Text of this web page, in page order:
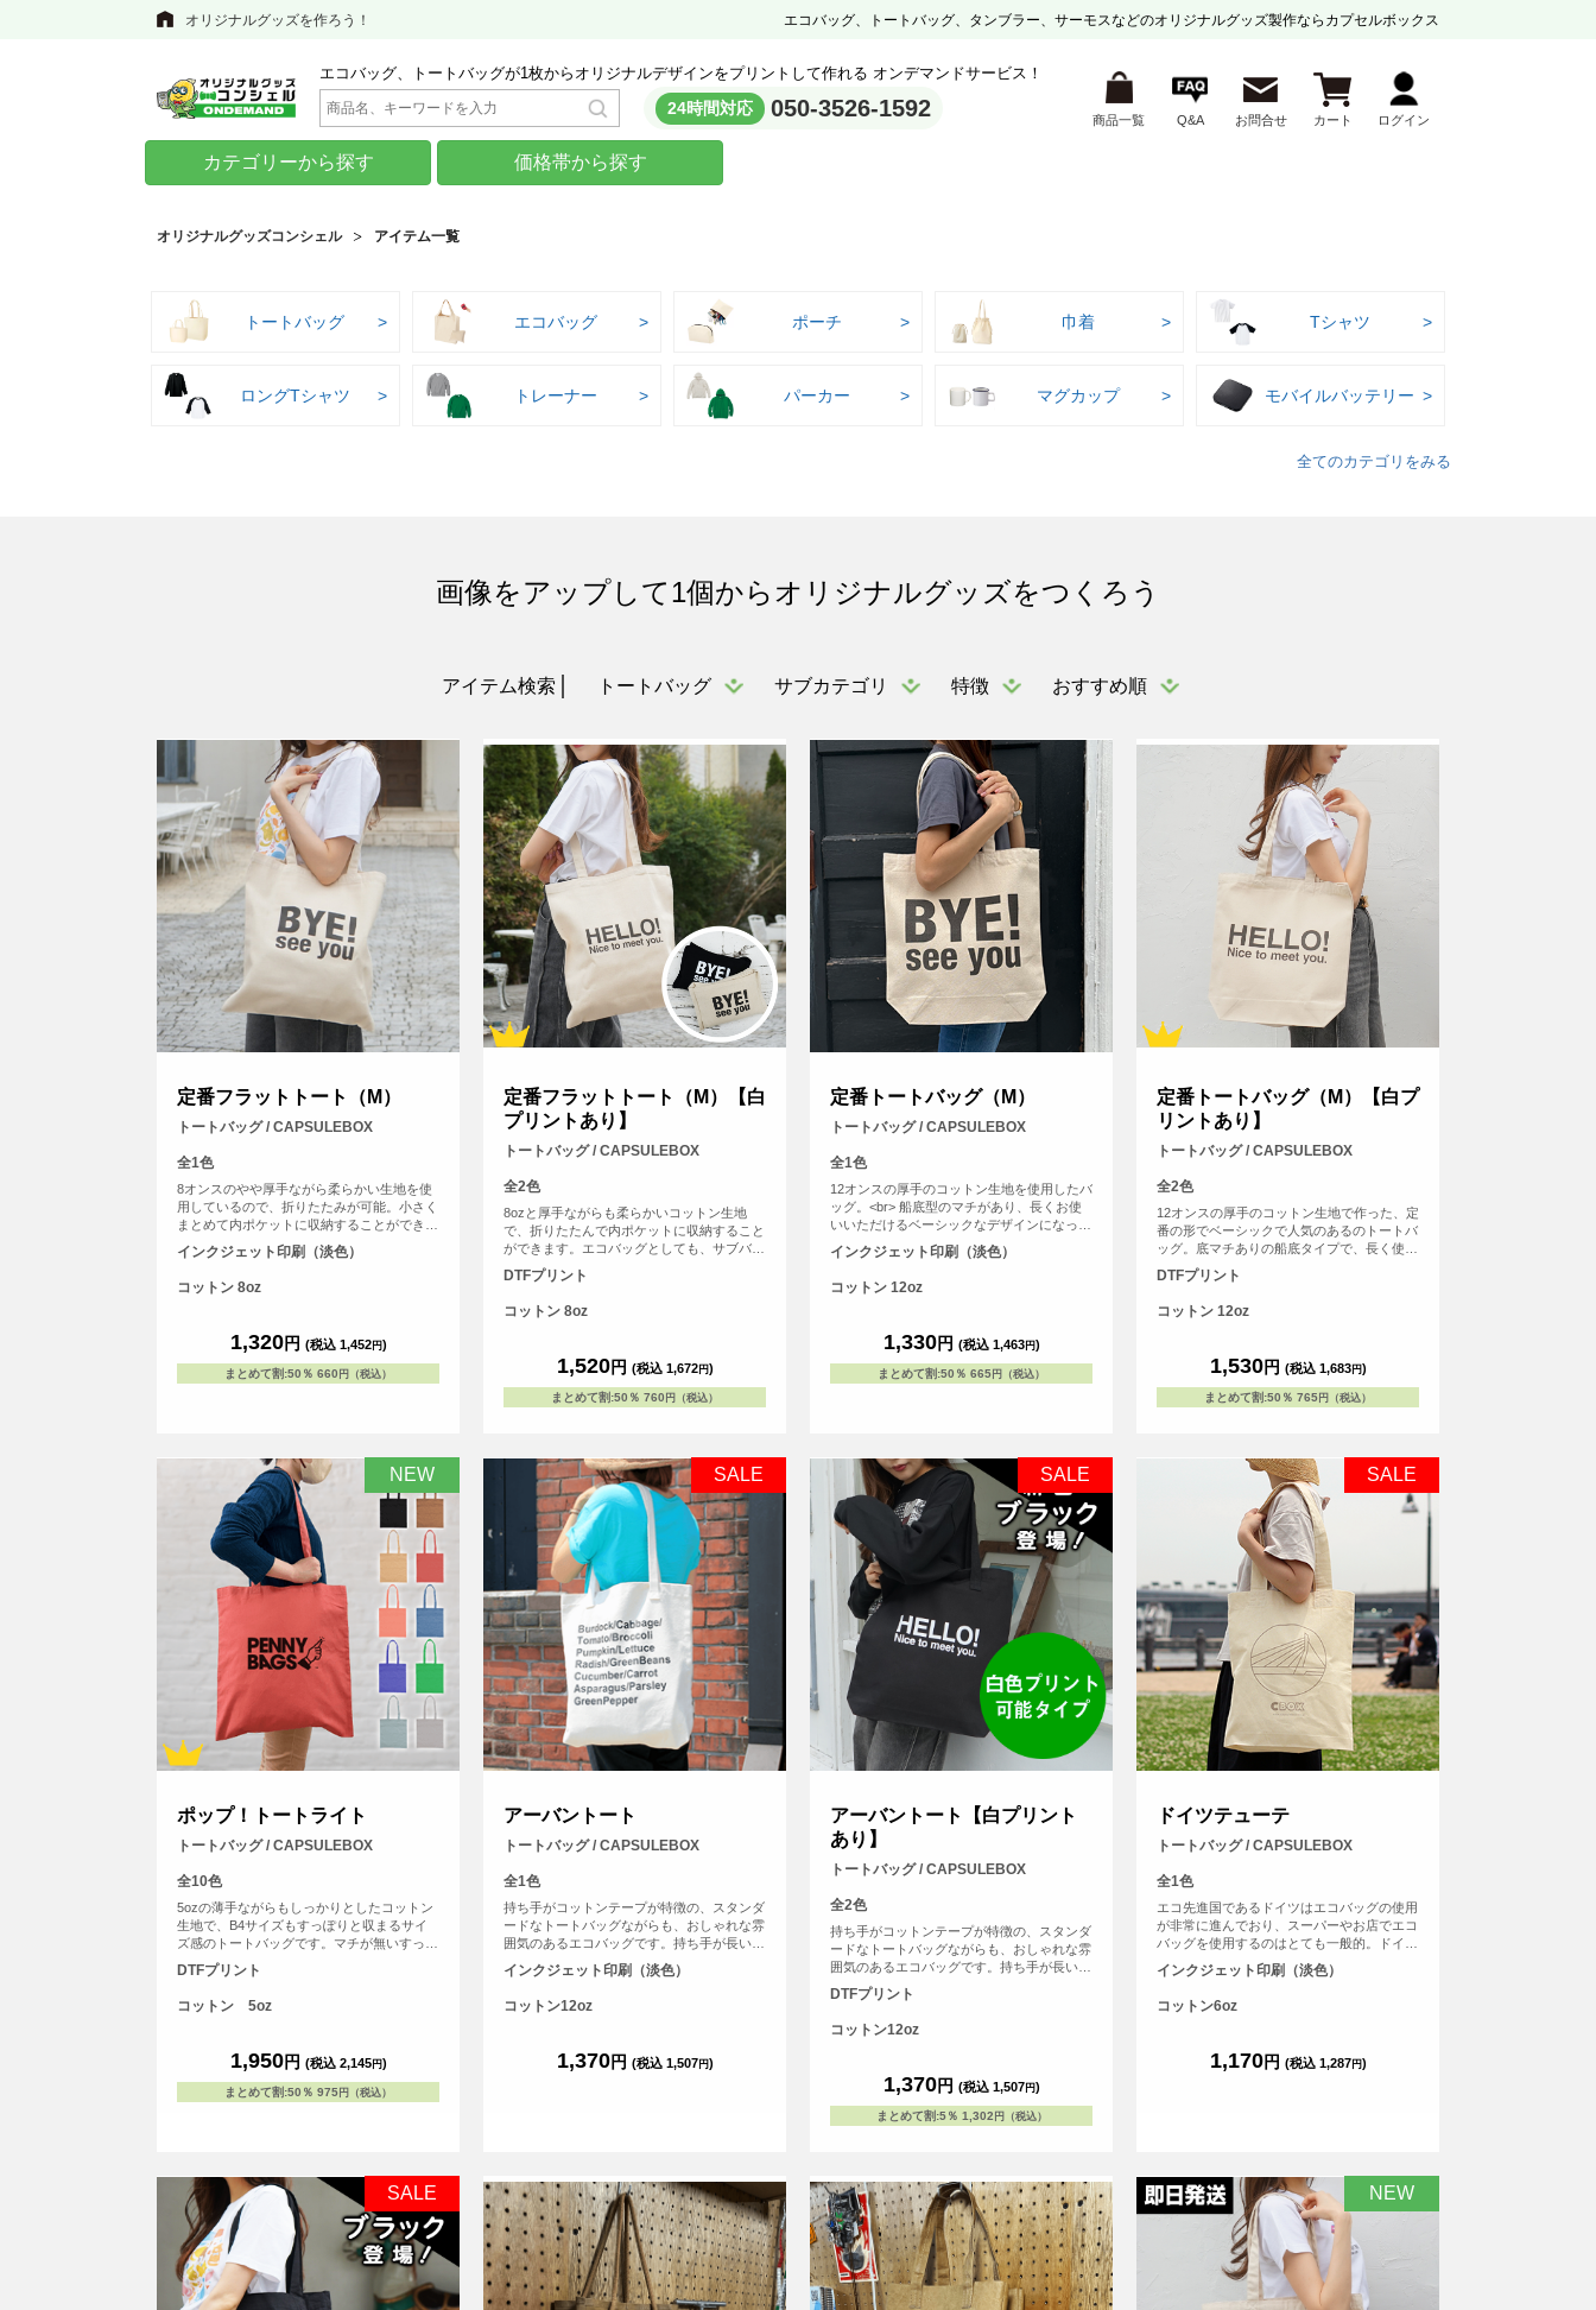
オリジナルグッズを作ろう！ エコバッグ、トートバッグ、タンブラー、サーモスなどのオリジナルグッズ製作ならカプセルボックス
エコバッグ、トートバッグが1枚からオリジナルデザインをプリントして作れる オンデマンドサービス！
24時間対応 050-3526-1592 商品一覧 Q&A お問合せ カート ログイン
カテゴリーから探す 価格帯から探す
オリジナルグッズコンシェル アイテム一覧
トートバッグ エコバッグ ポーチ 巾着 Tシャツ
ロングTシャツ トレーナー パーカー マグカップ モバイルバッテリー
全てのカテゴリをみる
画像をアップして1個からオリジナルグッズをつくろう
アイテム検索 トートバッグ サブカテゴリ 特徴 おすすめ順
定番フラットトート（M）
トートバッグ / CAPSULEBOX
全1色
8オンスのやや厚手ながら柔らかい生地を使
用しているので、折りたたみが可能。小さく
まとめて内ポケットに収納することができま
す。<br> 持ち手が長く、肩にゆったりとか
けて手を塞がずご使用いただけます。 大容
の様々な場面で活躍します。
インクジェット印刷（淡色）
コットン 8oz
1,320円 (税込 1,452円)
まとめて割:50％ 660 円（税込）
定番フラットトート（M）【白
プリントあり】
トートバッグ / CAPSULEBOX
全2色
8ozと厚手ながらも柔らかいコットン生地
で、折りたたんで内ポケットに収納すること
ができます。エコバッグとしても、サブバッ
グとしても持ち歩きにも便利なトートバッ
グ、持ち手が長いので老若男女問わず肩から
す。
DTFプリント
コットン 8oz
1,520円 (税込 1,672円)
まとめて割:50％ 760 円（税込）
定番トートバッグ（M）
トートバッグ / CAPSULEBOX
全1色
12オンスの厚手のコットン生地を使用したバ
ッグ。<br> 船底型のマチがあり、長くお使
いいただけるベーシックなデザインになって
います。<br> 印刷は白色を印刷しない、フ
ルカラーインクジェット印刷。広い範囲を印
も最適です。
インクジェット印刷（淡色）
コットン 12oz
1,330円 (税込 1,463円)
まとめて割:50％ 665 円（税込）
定番トートバッグ（M）【白プ
リントあり】
トートバッグ / CAPSULEBOX
全2色
12オンスの厚手のコットン生地で作った、定
番の形でベーシックで人気のあるのトートバ
ッグ。底マチありの船底タイプで、長く使っ
て頂けるバッグです。使用用途も多様なの
で、普段使いからノベルティ用としても、販
用頂けます。
DTFプリント
コットン 12oz
1,530円 (税込 1,683円)
まとめて割:50％ 765 円（税込）
NEW
ポップ！トートライト
トートバッグ / CAPSULEBOX
全10色
5ozの薄手ながらもしっかりとしたコットン
生地で、B4サイズもすっぽりと収まるサイ
ズ感のトートバッグです。マチが無いすっき
りとしたフラットタイプのトートバッグなの
で書類の持ち運びや、サブバッグとしても持
い設計なので肩からゆったりかけて手を塞が
DTFプリント
コットン 5oz
1,950円 (税込 2,145円)
まとめて割:50％ 975 円（税込）
SALE
アーバントート
トートバッグ / CAPSULEBOX
全1色
持ち手がコットンテープが特徴の、スタンダ
ードなトートバッグながらも、おしゃれな雰
囲気のあるエコバッグです。持ち手が長いの
で肩から余裕をもってかけることが可能で
す。厚手のコットンを使っているので、普段
インクジェット印刷（淡色）
コットン12oz
1,370円 (税込 1,507円)
SALE
アーバントート【白プリント
あり】
トートバッグ / CAPSULEBOX
全2色
持ち手がコットンテープが特徴の、スタンダ
ードなトートバッグながらも、おしゃれな雰
囲気のあるエコバッグです。持ち手が長いの
で肩から余裕をもってかけることが可能で
す。厚手のコットンを使っているので、普段
オリジナルバッグのため、常備在庫していま
DTFプリント
コットン12oz
1,370円 (税込 1,507円)
まとめて割:5％ 1,302 円（税込）
SALE
ドイツテューテ
トートバッグ / CAPSULEBOX
全1色
エコ先進国であるドイツはエコバッグの使用
が非常に進んでおり、スーパーやお店でエコ
バッグを使用するのはとても一般的。ドイツ
でポピュラーなおしゃれなエコバッグと同じ
かたちのエコバッグ、「ドイツテューテ」に
て長いので肩からかけても負担が少ない。見
インクジェット印刷（淡色）
コットン6oz
1,170円 (税込 1,287円)
SALE NEW